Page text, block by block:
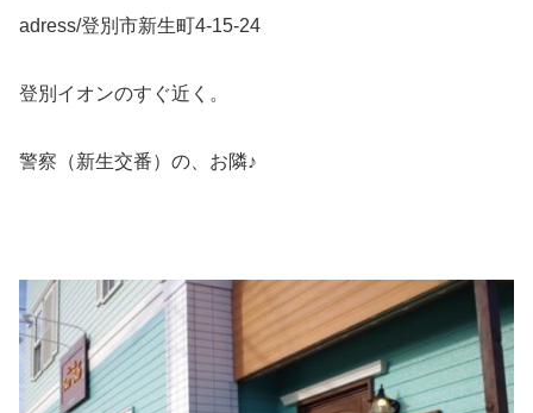
adress/登別市新生町4-15-24
登別イオンのすぐ近く。
警察（新生交番）の、お隣♪